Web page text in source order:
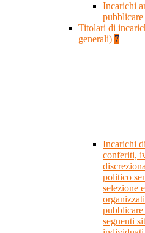
Incarichi
Titolari di
generali) 7
Incarichi
conferiti,
politico
selezione
seguenti